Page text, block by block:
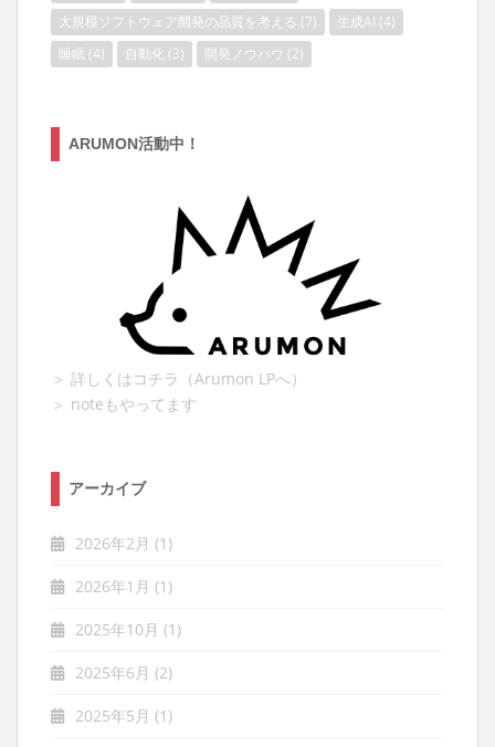
大規模ソフトウェア開発の品質を考える (7) 生成AI (4)
睡眠 (4) 自動化 (3) 開発ノウハウ (2)
ARUMON活動中！
＞ 詳しくはコチラ（Arumon LPへ）
＞ noteもやってます
アーカイブ
2026年2月 (1)
2026年1月 (1)
2025年10月 (1)
2025年6月 (2)
2025年5月 (1)